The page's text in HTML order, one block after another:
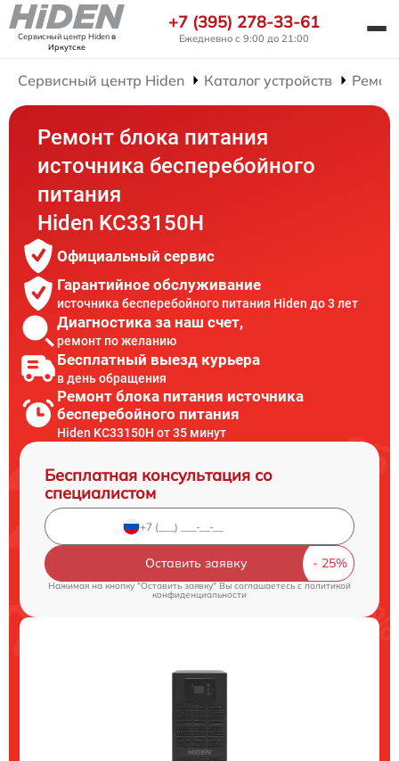
Сервисный центр Hidenв
Иркутске
+7 (395) 278-33-61
Ежедневно с 9:00 до 21:00
Сервисный центр Hiden Каталог устройств
Ремонт блока питания
источника бесперебойного
питания
Hiden KC33150H
Официальный сервис
Гарантийное обслуживание
источника бесперебойного питания Hiden до 3 лет
Диагностика за наш счет,
ремонт по желанию
Бесплатный выезд курьера
в день обращения
Ремонт блока питания источника
бесперебойного питания
Hiden KC33150H от 35 минут
Бесплатная консультация со
специалистом
Оставить заявку
Нажимая на кнопку "Оставить заявку" Вы соглашаетесь c политикой
конфиденциальности